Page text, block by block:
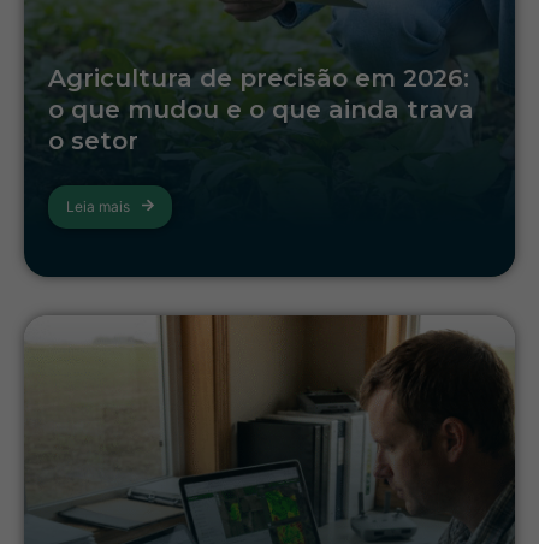
Agricultura de precisão em 2026:
o que mudou e o que ainda trava
o setor
Leia mais